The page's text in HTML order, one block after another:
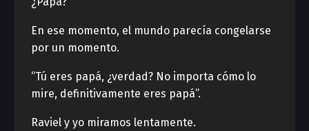
En ese momento, el mundo parecía congelarse
por un momento.
“Tú eres papá, ¿verdad? No importa cómo lo
mire, definitivamente eres papá”.
Raviel y yo miramos lentamente.